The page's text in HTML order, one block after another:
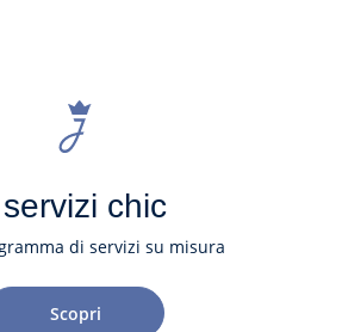
chic
di servizi su misura
Scopri